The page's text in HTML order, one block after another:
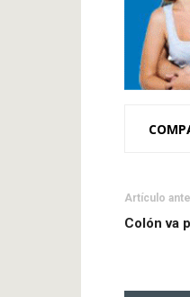
Artículo
Colón va